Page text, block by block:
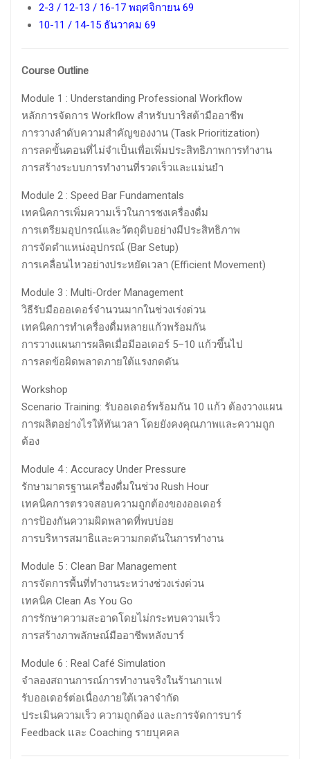
2-3 / 12-13 / 16-17 พฤศจิกายน 69
10-11 / 14-15 ธันวาคม 69
Course Outline
Module 1 : Understanding Professional Workflow
หลักการจัดการ Workflow สำหรับบาริสต้ามืออาชีพ
การวางลำดับความสำคัญของงาน (Task Prioritization)
การลดขั้นตอนที่ไม่จำเป็นเพื่อเพิ่มประสิทธิภาพการทำงาน
การสร้างระบบการทำงานที่รวดเร็วและแม่นยำ
Module 2 : Speed Bar Fundamentals
เทคนิคการเพิ่มความเร็วในการชงเครื่องดื่ม
การเตรียมอุปกรณ์และวัตถุดิบอย่างมีประสิทธิภาพ
การจัดตำแหน่งอุปกรณ์ (Bar Setup)
การเคลื่อนไหวอย่างประหยัดเวลา (Efficient Movement)
Module 3 : Multi-Order Management
วิธีรับมือออเดอร์จำนวนมากในช่วงเร่งด่วน
เทคนิคการทำเครื่องดื่มหลายแก้วพร้อมกัน
การวางแผนการผลิตเมื่อมีออเดอร์ 5–10 แก้วขึ้นไป
การลดข้อผิดพลาดภายใต้แรงกดดัน
Workshop
Scenario Training: รับออเดอร์พร้อมกัน 10 แก้ว ต้องวางแผน
การผลิตอย่างไรให้ทันเวลา โดยยังคงคุณภาพและความถูก
ต้อง
Module 4 : Accuracy Under Pressure
รักษามาตรฐานเครื่องดื่มในช่วง Rush Hour
เทคนิคการตรวจสอบความถูกต้องของออเดอร์
การป้องกันความผิดพลาดที่พบบ่อย
การบริหารสมาธิและความกดดันในการทำงาน
Module 5 : Clean Bar Management
การจัดการพื้นที่ทำงานระหว่างช่วงเร่งด่วน
เทคนิค Clean As You Go
การรักษาความสะอาดโดยไม่กระทบความเร็ว
การสร้างภาพลักษณ์มืออาชีพหลังบาร์
Module 6 : Real Café Simulation
จำลองสถานการณ์การทำงานจริงในร้านกาแฟ
รับออเดอร์ต่อเนื่องภายใต้เวลาจำกัด
ประเมินความเร็ว ความถูกต้อง และการจัดการบาร์
Feedback และ Coaching รายบุคคล